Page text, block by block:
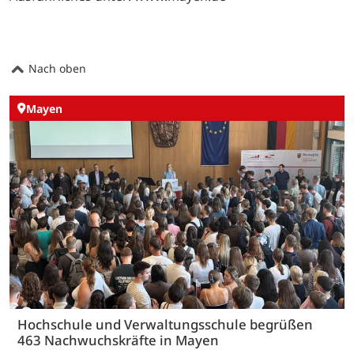
Nach oben
Mayen
Hochschule und Verwaltungsschule begrüßen
463 Nachwuchskräfte in Mayen